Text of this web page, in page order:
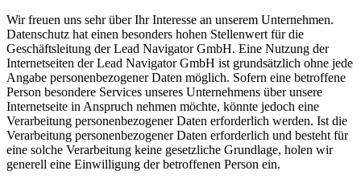
Wir freuen uns sehr über Ihr Interesse an unserem Unternehmen.
Datenschutz hat einen besonders hohen Stellenwert für die
Geschäftsleitung der Lead Navigator GmbH. Eine Nutzung der
Internetseiten der Lead Navigator GmbH ist grundsätzlich ohne jede
Angabe personenbezogener Daten möglich. Sofern eine betroffene
Person besondere Services unseres Unternehmens über unsere
Internetseite in Anspruch nehmen möchte, könnte jedoch eine
Verarbeitung personenbezogener Daten erforderlich werden. Ist die
Verarbeitung personenbezogener Daten erforderlich und besteht für
eine solche Verarbeitung keine gesetzliche Grundlage, holen wir
generell eine Einwilligung der betroffenen Person ein.